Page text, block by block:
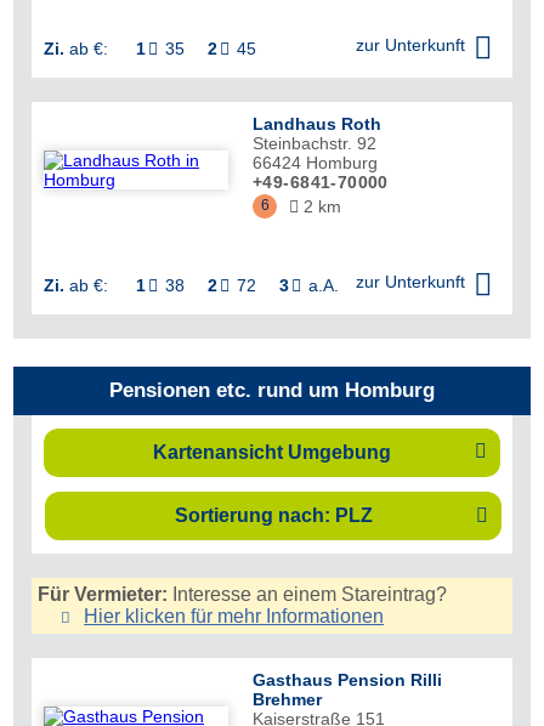
Zi. ab €: 1  35 2  45 zur Unterkunft 
Landhaus Roth
Steinbachstr. 92
66424 Homburg
+49-6841-70000
6  2 km
Zi. ab €: 1  38 2  72 3  a.A. zur Unterkunft 
Pensionen etc. rund um Homburg
Kartenansicht Umgebung 
Sortierung nach: PLZ 
Für Vermieter: Interesse an einem Stareintrag?
Hier klicken für mehr Informationen
Gasthaus Pension Rilli
Brehmer
Kaiserstraße 151